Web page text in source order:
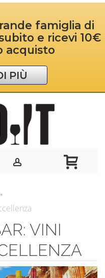
famiglia di
e ricevi 10€
acquisto
PIÙ
VINI